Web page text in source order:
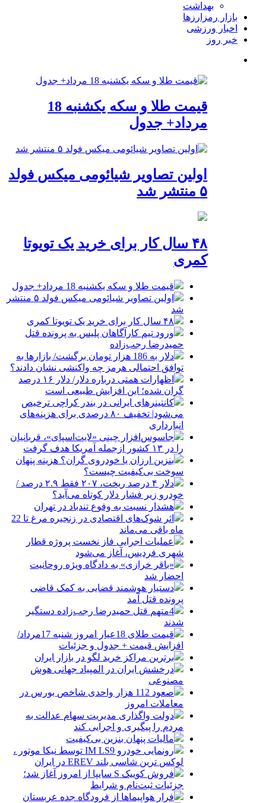
بهداشت
بازار رمزارزها
اخبار ورزشی
خبر روز
قیمت طلا و سکه یکشنبه 18
مرداد+ جدول
اولین تصاویر شیائومی میکس فولد
۵ منتشر شد
۴۸ سال کار برای خرید یک تویوتا
کمری
قیمت طلا و سکه یکشنبه 18 مرداد+ جدول
اولین تصاویر شیائومی میکس فولد ۵ منتشر
شد
۴۸ سال کار برای خرید یک تویوتا کمری
ورود تیم کارآگاهان پلیس به پرونده قتل
حمیدرضا رجب‌زاده
دلار به 186 هزار تومان برگشت/ بازارها به
توافق احتمالی هرمز چه واکنشی نشان دادند؟
اظهارات همتی درباره دلار/ دلار ۱۶ درصد
گران شده؛ این افزایش طبیعی است
کانتینرهای ایرانی در بندر کراچی ترخیص
می‌شود| تخفیف ۸۰ درصدی برای هزینه‌های
انبارداری
جاسوس‌افزار چینی «لایت‌اسپای»، قربانیان
را در ۱۳ کشور ازجمله آمریکا هدف گرفت
بنزین ارزان یا خودروی گران؟ هزینه پنهان
سوخت بی‌کیفیت چیست؟
دلار ۴ درصد ریخت، ۲۰۷ فقط ۲.۹ درصد /
خودرو زیر فشار دلار کوتاه می‌آید؟
هشدار نسبت به وفوع تندباد در تهران
اثر شوک‌های اقتصادی در زنجیره مرغ تا 22
ماه باقی می‌ماند
عملیات اجرایی فاز نخست پروژه قطار
شهری فردیس، آغاز می‌شود
«باقر خرازی» به دادگاه ویژه روحانیت
احضار شد
دستیار هوشمند قضایی به کمک قاضی
پرونده قتل آمد
4متهم قتل حمیدرضا رجب‌زاده دستگیر
شدند
قیمت طلای 18عیار امروز شنبه 17مرداد/
افزایش قیمت + جدول و جزئیات
برترین مراکز خرید لگو در بازار ایران
درخشش ایران در المپیاد جهانی هوش
مصنوعی
صعود 112 هزار واحدی شاخص بورس در
معاملات امروز
دولت واگذاری مدیریت سهام عدالت به
مردم را پیگیری و اجرایی کند
مالیات پنهان بنزین بی‌کیفیت
رونمایی خودرو IM LS9 توسط نیکا موتور ،
لوکس ترین شاسی بلند EREV در ایران
فروش کوییک S سایپا از امروز آغاز شد؛
جزئیات ثبت‌نام و شرایط
فرار هواپیماها از فرودگاه جده عربستان